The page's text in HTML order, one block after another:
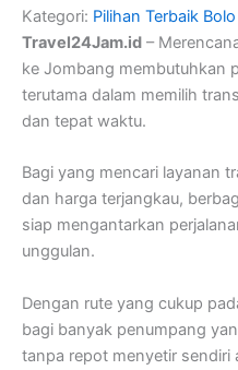
Kategori: Pilihan Terbaik Bolo
Travel24Jam.id –
ke Jombang membutuhkan
terutama dalam memilih
dan tepat waktu.
Bagi yang mencari layanan
dan harga terjangkau,
siap mengantarkan
unggulan.
Dengan rute yang cukup
bagi banyak penumpang
tanpa repot menyetir sendiri